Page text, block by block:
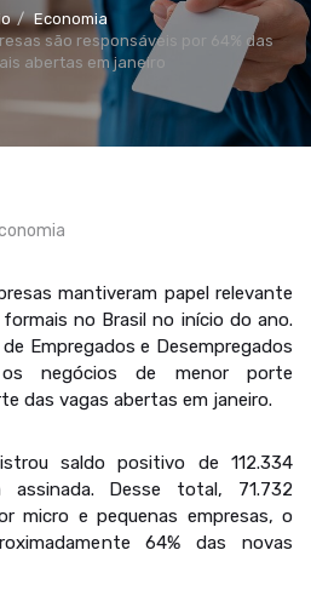
Economia
são responsáveis por 64% das
abertas em janeiro
mantiveram papel relevante
no Brasil no início do ano.
Empregados e Desempregados
negócios de menor porte
das vagas abertas em janeiro.
saldo positivo de 112.334
assinada. Desse total, 71.732
micro e pequenas empresas, o
64% das novas